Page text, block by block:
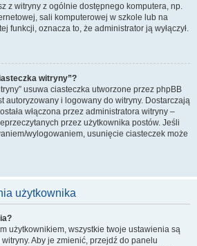
z witryny z ogólnie dostępnego komputera, np.
sali komputerowej w szkole lub na
funkcji, oznacza to, że administrator ją wyłączył.
witryny”?
usuwa ciasteczka utworzone przez phpBB
autoryzowany i logowany do witryny. Dostarczają
włączona przez administratora witryny –
przez użytkownika postów. Jeśli
wylogowaniem, usunięcie ciasteczek może
użytkownika
użytkownikiem, wszystkie twoje ustawienia są
Aby je zmienić, przejdź do panelu